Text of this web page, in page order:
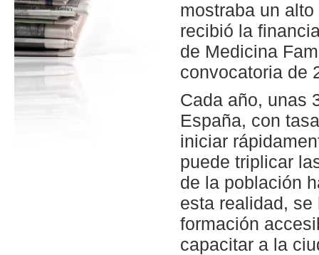
mostraba un
recibió la
de Medicina
convocatoria de
Cada año, unas
España, con
iniciar
puede triplicar
de la población
esta realidad,
formación
capacitar a la